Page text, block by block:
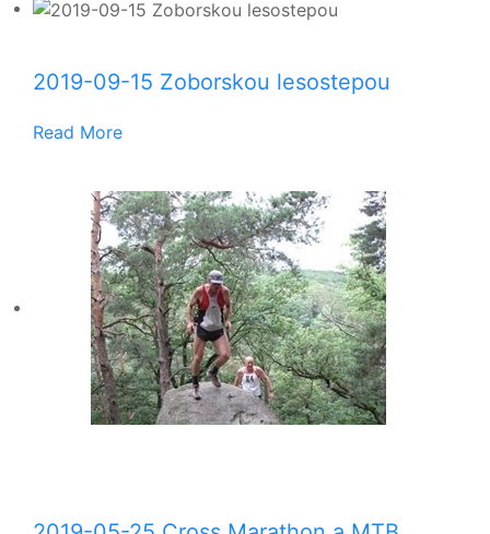
2019-09-15 Zoborskou lesostepou
Read More